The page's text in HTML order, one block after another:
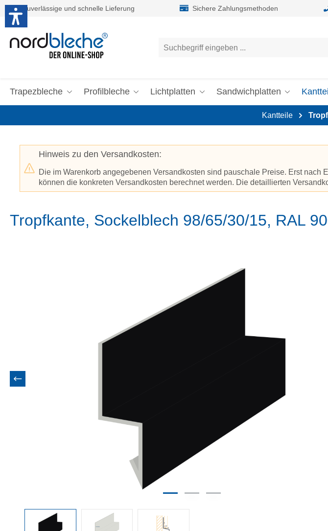
Hauptinhalt springen
Zur Suche springen
Zuverlässige und schnelle Lieferung Sichere Zahlungsmethoden
Trapezbleche Profilbleche Lichtplatten Sandwichplatten
Kantteile
Hinweis zu den Versandkosten:
Die im Warenkorb angegebenen Versandkosten sind pauschale Preise. Erst
können die konkreten Versandkosten berechnet werden. Die detaillierten
Tropfkante, Sockelblech 98/65/30/15, RAL